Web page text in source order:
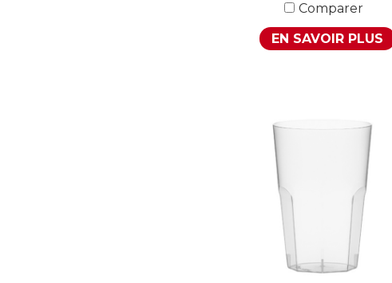
Comparer
EN SAVOIR PLUS